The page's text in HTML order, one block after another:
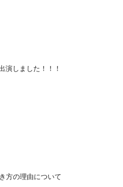
演しました！！！
方の理由について